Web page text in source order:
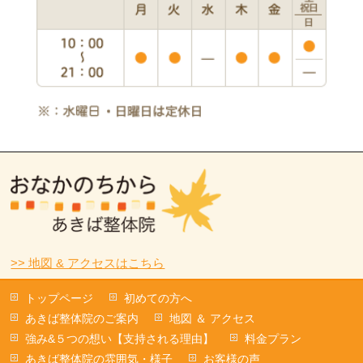
>> 地図 & アクセスはこちら
トップページ
初めての方へ
あきば整体院のご案内
地図 ＆ アクセス
強み&５つの想い【支持される理由】
料金プラン
あきば整体院の雰囲気・様子
お客様の声